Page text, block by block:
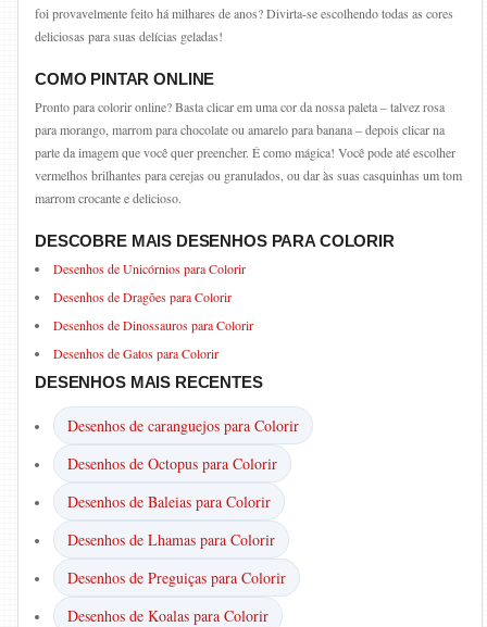
foi provavelmente feito há milhares de anos? Divirta-se escolhendo todas as cores
deliciosas para suas delícias geladas!
COMO PINTAR ONLINE
Pronto para colorir online? Basta clicar em uma cor da nossa paleta – talvez rosa
para morango, marrom para chocolate ou amarelo para banana – depois clicar na
parte da imagem que você quer preencher. É como mágica! Você pode até escolher
vermelhos brilhantes para cerejas ou granulados, ou dar às suas casquinhas um tom
marrom crocante e delicioso.
DESCOBRE MAIS DESENHOS PARA COLORIR
Desenhos de Unicórnios para Colorir
Desenhos de Dragões para Colorir
Desenhos de Dinossauros para Colorir
Desenhos de Gatos para Colorir
DESENHOS MAIS RECENTES
Desenhos de caranguejos para Colorir
Desenhos de Octopus para Colorir
Desenhos de Baleias para Colorir
Desenhos de Lhamas para Colorir
Desenhos de Preguiças para Colorir
Desenhos de Koalas para Colorir